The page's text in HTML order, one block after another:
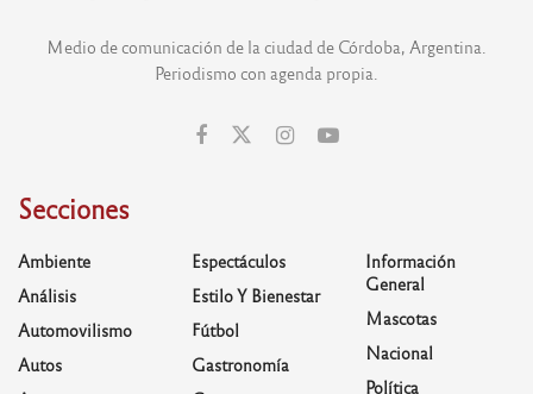
Medio de comunicación de la ciudad de Córdoba, Argentina.
Periodismo con agenda propia.
Secciones
Ambiente
Análisis
Automovilismo
Autos
Espectáculos
Estilo Y Bienestar
Fútbol
Gastronomía
Información
General
Mascotas
Nacional
Política